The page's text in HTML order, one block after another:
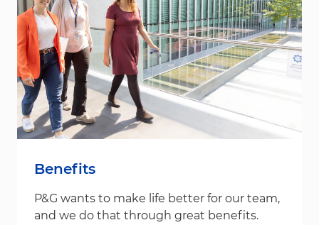
Benefits
P&G wants to make life better for our team,
and we do that through great benefits.